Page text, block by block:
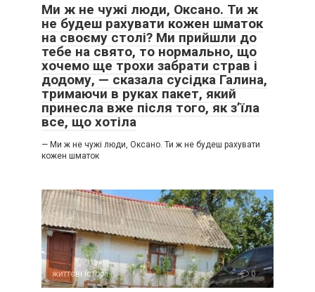
Ми ж не чужі люди, Оксано. Ти ж
не будеш рахувати кожен шматок
на своєму столі? Ми прийшли до
тебе на свято, то нормально, що
хочемо ще трохи забрати страв і
додому, — сказала сусідка Галина,
тримаючи в руках пакет, який
принесла вже після того, як з’їла
все, що хотіла
— Ми ж не чужі люди, Оксано. Ти ж не будеш рахувати
кожен шматок
життєві історії 0